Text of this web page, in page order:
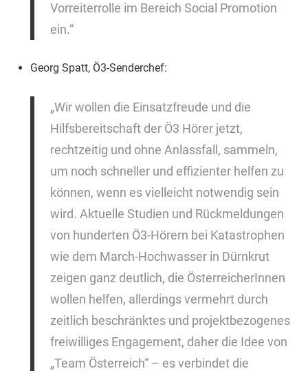
Vorreiterrolle im Bereich Social Promotion
ein.“
Georg Spatt, Ö3-Senderchef:
„Wir wollen die Einsatzfreude und die
Hilfsbereitschaft der Ö3 Hörer jetzt,
rechtzeitig und ohne Anlassfall, sammeln,
um noch schneller und effizienter helfen zu
können, wenn es vielleicht notwendig sein
wird. Aktuelle Studien und Rückmeldungen
von hunderten Ö3-Hörern bei Katastrophen
wie dem March-Hochwasser in Dürnkrut
zeigen ganz deutlich, die ÖsterreicherInnen
wollen helfen, allerdings vermehrt durch
zeitlich beschränktes und projektbezogenes
freiwilliges Engagement, daher die Idee von
„Team Österreich“ – es verbindet die